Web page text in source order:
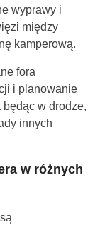
wyprawy i
między
kamperową.
fora
i planowanie
w drodze,
innych
w różnych